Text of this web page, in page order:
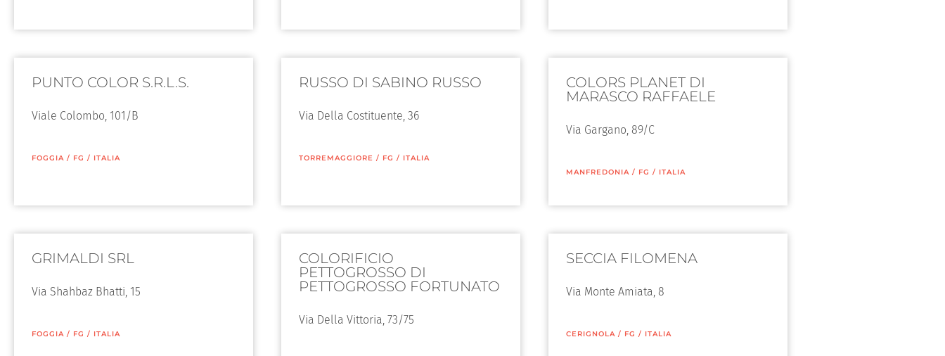
PUNTO COLOR S.R.L.S.
Viale Colombo, 101/B
FOGGIA / FG / ITALIA
RUSSO DI SABINO RUSSO
Via Della Costituente, 36
TORREMAGGIORE / FG / ITALIA
COLORS PLANET DI
MARASCO RAFFAELE
Via Gargano, 89/C
MANFREDONIA / FG / ITALIA
GRIMALDI SRL
Via Shahbaz Bhatti, 15
FOGGIA / FG / ITALIA
COLORIFICIO
PETTOGROSSO DI
PETTOGROSSO FORTUNATO
Via Della Vittoria, 73/75
SECCIA FILOMENA
Via Monte Amiata, 8
CERIGNOLA / FG / ITALIA